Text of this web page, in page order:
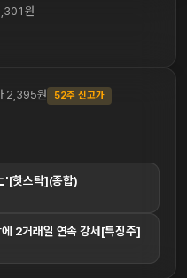
원
2,395원 52주 신고가
'[핫스탁](종합)
2거래일 연속 강세[특징주]